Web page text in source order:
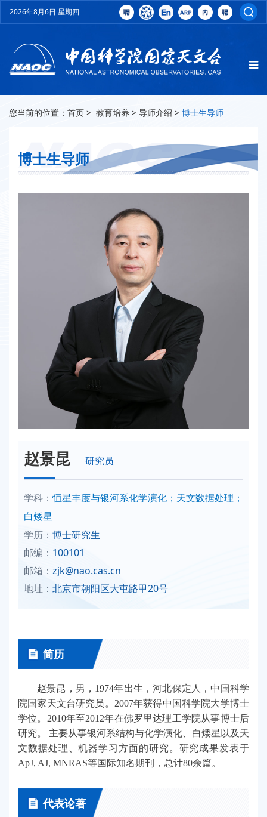
2026年8月6日 星期四
您当前的位置： 首页 > 教育培养 > 导师介绍 > 博士生导师
博士生导师
赵景昆 研究员
学科：恒星丰度与银河系化学演化；天文数据处理；
白矮星
学历： 博士研究生
邮编： 100101
邮箱： zjk@nao.cas.cn
地址： 北京市朝阳区大屯路甲20号
简历
赵景昆，男，1974年出生，河北保定人，中国科学
院国家天文台研究员。2007年获得中国科学院大学博士
学位。2010年至2012年在佛罗里达理工学院从事博士后
研究。 主要从事银河系结构与化学演化、白矮星以及天
文数据处理、机器学习方面的研究。研究成果发表于
ApJ, AJ, MNRAS等国际知名期刊，总计80余篇。
代表论著